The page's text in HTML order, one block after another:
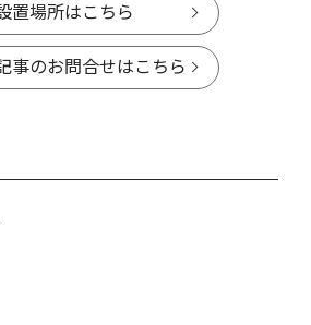
置場所はこちら
事のお問合せはこちら